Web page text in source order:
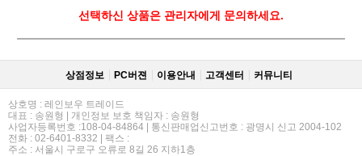
선택하신 상품은 관리자에게 문의하세요.
상점정보 PC버젼 이용안내 고객센터 커뮤니티
상호명 : 레인보우 트레이드
대표 : 송원형 | 개인정보 보호 책임자 : 송원형
사업자등록번호 :108-04-84864 | 통신판매업신고번호 : 광명시 신고 2004-102
전화 : 02-6401-8332 | 팩스 :
주소 : 서울시 구로구 오류로 8길 26 지하1층